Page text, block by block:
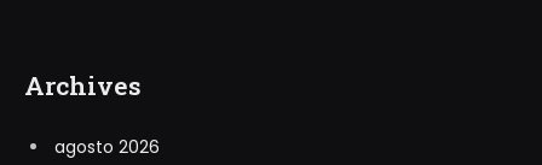
Archives
agosto 2026